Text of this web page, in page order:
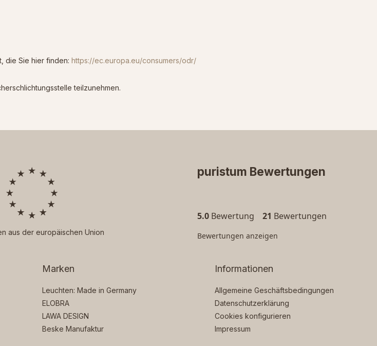
die Sie hier finden: https://ec.europa.eu/consumers/odr/
teilzunehmen.
aus der europäischen Union
puristum Bewertungen
5.0 Bewertung 21 Bewertungen
Bewertungen anzeigen
Marken
Leuchten: Made in Germany
ELOBRA
LAWA DESIGN
Beske Manufaktur
Informationen
Allgemeine Geschäftsbedingungen
Datenschutzerklärung
Cookies konfigurieren
Impressum